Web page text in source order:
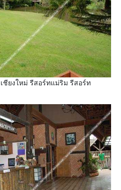
ชียงใหม่ รีสอร์ทแม่ริม รีสอร์ท